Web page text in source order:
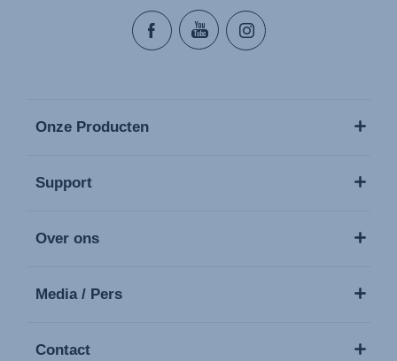
Onze Producten
Support
Over ons
Media / Pers
Contact